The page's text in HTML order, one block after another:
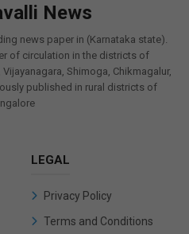
News
news paper in (Karnataka state).
of circulation in the districts of
Shimoga, Chikmagalur,
published in rural districts of
LEGAL
Privacy Policy
Terms and Conditions